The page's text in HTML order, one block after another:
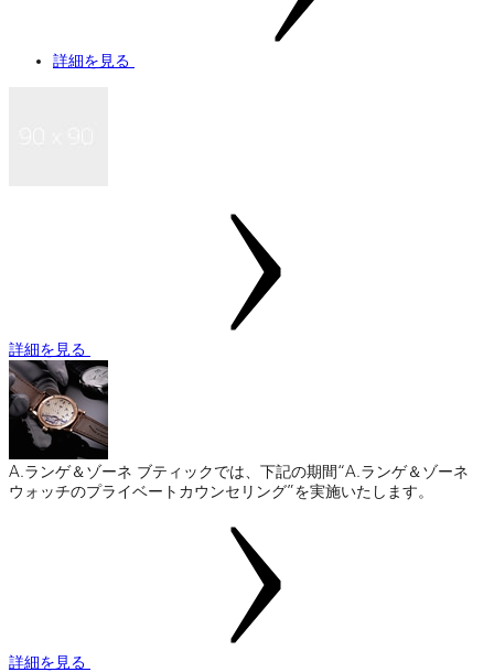
詳細を見る
詳細を見る
A.ランゲ＆ゾーネ ブティックでは、下記の期間“A.ランゲ＆ゾーネ
ウォッチのプライベートカウンセリング”を実施いたします。
詳細を見る